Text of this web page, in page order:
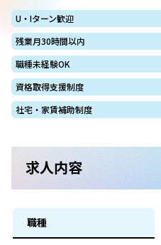
U・Iターン歓迎
残業月30時間以内
職種未経験OK
資格取得支援制度
社宅・家賃補助制度
求人内容
職種